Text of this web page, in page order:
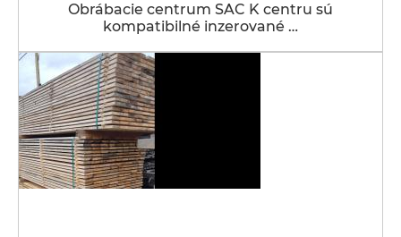
Obrábacie centrum SAC K centru sú
kompatibilné inzerované …